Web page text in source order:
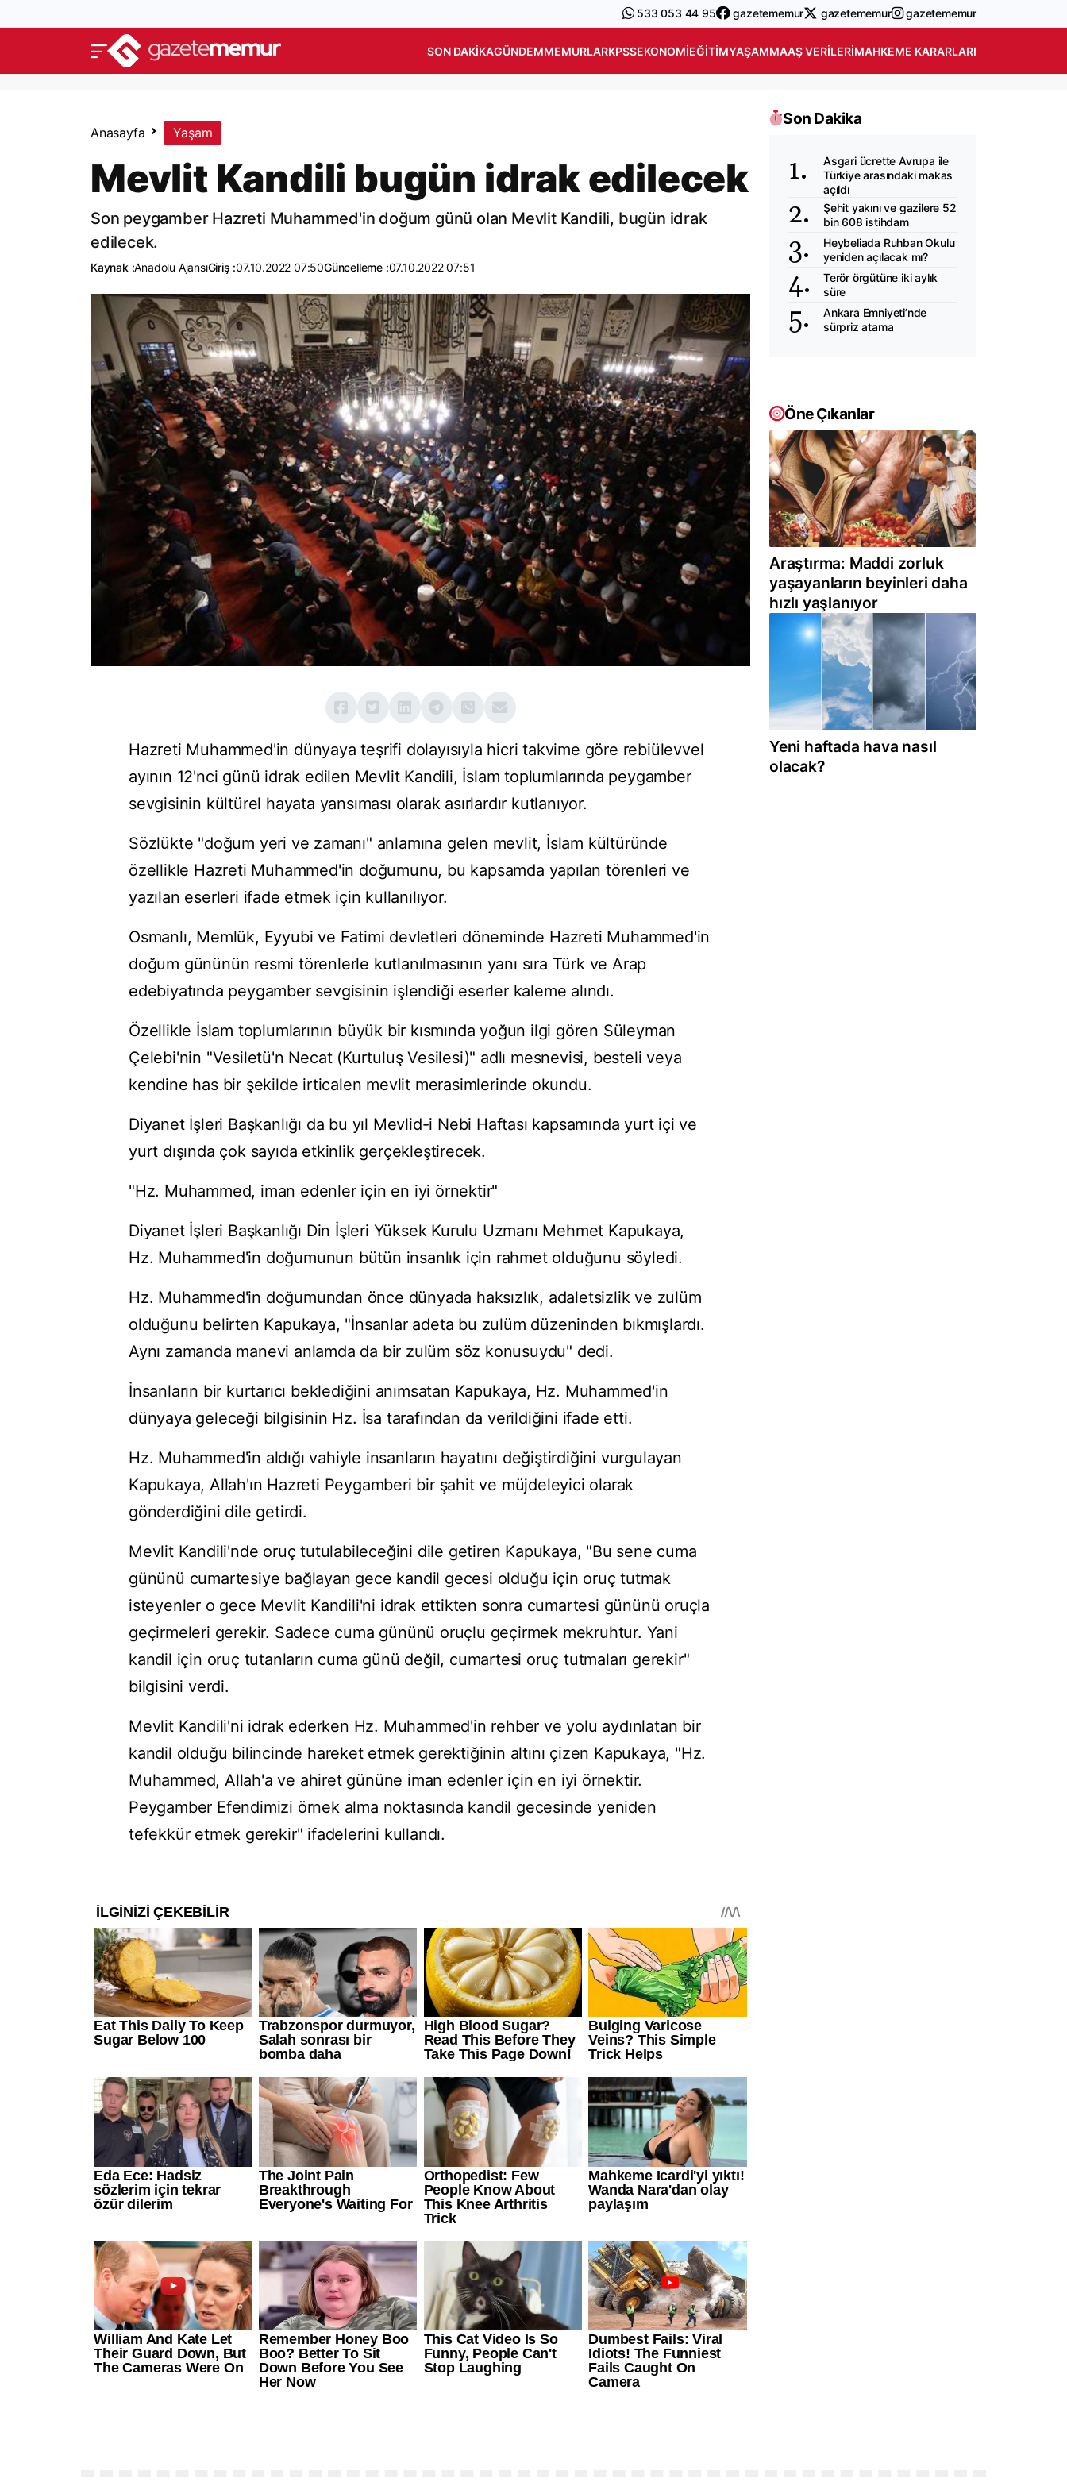
533 053 44 95 gazetememur gazetememur gazetememur
SON DAKIKAGÜNDEMMEMURLARKPSSEKONOMIEĞITIMYAŞAMMAAŞ VERILERIMAHKEME KARARLARI
Anasayfa Yaşam
Mevlit Kandili bugün idrak edilecek
Son peygamber Hazreti Muhammed'in doğum günü olan Mevlit Kandili, bugün idrak
edilecek.
Kaynak :Anadolu AjansıGiriş :07.10.2022 07:50Güncelleme :07.10.2022 07:51
Hazreti Muhammed'in dünyaya teşrifi dolayısıyla hicri takvime göre rebiülevvel
ayının 12'nci günü idrak edilen Mevlit Kandili, İslam toplumlarında peygamber
sevgisinin kültürel hayata yansıması olarak asırlardır kutlanıyor.
Sözlükte "doğum yeri ve zamanı" anlamına gelen mevlit, İslam kültüründe
özellikle Hazreti Muhammed'in doğumunu, bu kapsamda yapılan törenleri ve
yazılan eserleri ifade etmek için kullanılıyor.
Osmanlı, Memlük, Eyyubi ve Fatimi devletleri döneminde Hazreti Muhammed'in
doğum gününün resmi törenlerle kutlanılmasının yanı sıra Türk ve Arap
edebiyatında peygamber sevgisinin işlendiği eserler kaleme alındı.
Özellikle İslam toplumlarının büyük bir kısmında yoğun ilgi gören Süleyman
Çelebi'nin "Vesiletü'n Necat (Kurtuluş Vesilesi)" adlı mesnevisi, besteli veya
kendine has bir şekilde irticalen mevlit merasimlerinde okundu.
Diyanet İşleri Başkanlığı da bu yıl Mevlid-i Nebi Haftası kapsamında yurt içi ve
yurt dışında çok sayıda etkinlik gerçekleştirecek.
"Hz. Muhammed, iman edenler için en iyi örnektir"
Diyanet İşleri Başkanlığı Din İşleri Yüksek Kurulu Uzmanı Mehmet Kapukaya,
Hz. Muhammed'in doğumunun bütün insanlık için rahmet olduğunu söyledi.
Hz. Muhammed'in doğumundan önce dünyada haksızlık, adaletsizlik ve zulüm
olduğunu belirten Kapukaya, "İnsanlar adeta bu zulüm düzeninden bıkmışlardı.
Aynı zamanda manevi anlamda da bir zulüm söz konusuydu" dedi.
İnsanların bir kurtarıcı beklediğini anımsatan Kapukaya, Hz. Muhammed'in
dünyaya geleceği bilgisinin Hz. İsa tarafından da verildiğini ifade etti.
Hz. Muhammed'in aldığı vahiyle insanların hayatını değiştirdiğini vurgulayan
Kapukaya, Allah'ın Hazreti Peygamberi bir şahit ve müjdeleyici olarak
gönderdiğini dile getirdi.
Mevlit Kandili'nde oruç tutulabileceğini dile getiren Kapukaya, "Bu sene cuma
gününü cumartesiye bağlayan gece kandil gecesi olduğu için oruç tutmak
isteyenler o gece Mevlit Kandili'ni idrak ettikten sonra cumartesi gününü oruçla
geçirmeleri gerekir. Sadece cuma gününü oruçlu geçirmek mekruhtur. Yani
kandil için oruç tutanların cuma günü değil, cumartesi oruç tutmaları gerekir"
bilgisini verdi.
Mevlit Kandili'ni idrak ederken Hz. Muhammed'in rehber ve yolu aydınlatan bir
kandil olduğu bilincinde hareket etmek gerektiğinin altını çizen Kapukaya, "Hz.
Muhammed, Allah'a ve ahiret gününe iman edenler için en iyi örnektir.
Peygamber Efendimizi örnek alma noktasında kandil gecesinde yeniden
tefekkür etmek gerekir" ifadelerini kullandı.
Son Dakika
Asgari ücrette Avrupa ile
Türkiye arasındaki makas
açıldı
Şehit yakını ve gazilere 52
bin 608 istihdam
Heybeliada Ruhban Okulu
yeniden açılacak mı?
Terör örgütüne iki aylık
süre
Ankara Emniyeti’nde
sürpriz atama
Öne Çıkanlar
Araştırma: Maddi zorluk
yaşayanların beyinleri daha
hızlı yaşlanıyor
Yeni haftada hava nasıl
olacak?